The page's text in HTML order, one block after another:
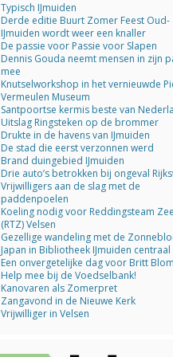
Typisch IJmuiden
Derde editie Buurt Zomer Feest Oud-
IJmuiden wordt weer een knaller
De passie voor Passie voor Slapen
Dennis Gouda neemt mensen in zijn
mee
Knutselworkshop in het vernieuwde
Vermeulen Museum
Santpoortse kermis beste van
Uitslag Ringsteken op de brommer
Drukte in de havens van IJmuiden
De stad die eerst verzonnen werd
Brand duingebied IJmuiden
Drie auto’s betrokken bij ongeval
Vrijwilligers aan de slag met de
paddenpoelen
Koeling nodig voor Reddingsteam
(RTZ) Velsen
Gezellige wandeling met de
Japan in Bibliotheek IJmuiden centraal
Een onvergetelijke dag voor Britt Blom
Help mee bij de Voedselbank!
Kanovaren als Zomerpret
Zangavond in de Nieuwe Kerk
Vrijwilliger in Velsen